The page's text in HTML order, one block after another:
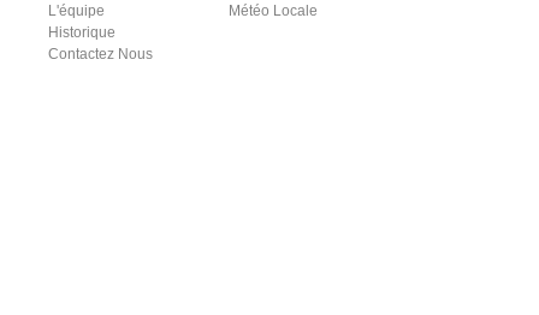
L'équipe
Historique
Contactez Nous
Météo Locale